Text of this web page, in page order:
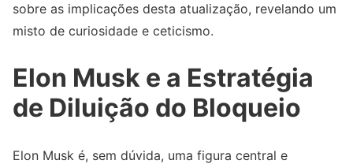
sobre as implicações desta atualização, revelando um
misto de curiosidade e ceticismo.
Elon Musk e a Estratégia
de Diluição do Bloqueio
Elon Musk é, sem dúvida, uma figura central e